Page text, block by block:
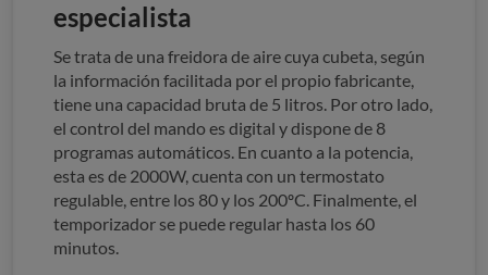
especialista
Se trata de una freidora de aire cuya cubeta, según
la información facilitada por el propio fabricante,
tiene una capacidad bruta de 5 litros. Por otro lado,
el control del mando es digital y dispone de 8
programas automáticos. En cuanto a la potencia,
esta es de 2000W, cuenta con un termostato
regulable, entre los 80 y los 200ºC. Finalmente, el
temporizador se puede regular hasta los 60
minutos.